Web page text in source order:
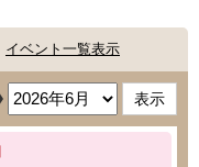
イベント一覧表示